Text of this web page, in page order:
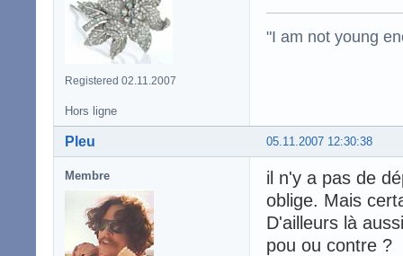
Registered 02.11.2007
"I am not young
Hors ligne
05.11.2007 12:30:38
Pleu
Membre
il n'y a pas de
oblige. Mais
D'ailleurs là
pou ou contre ?